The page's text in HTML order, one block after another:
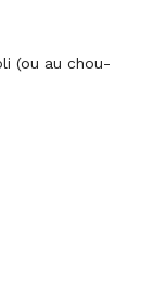
(ou au chou-